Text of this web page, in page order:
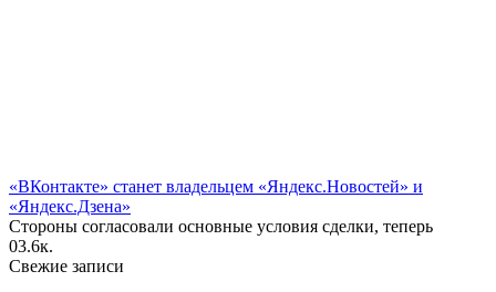
«ВКонтакте» станет владельцем «Яндекс.Новостей» и
«Яндекс.Дзена»
Стороны согласовали основные условия сделки, теперь
03.6к.
Свежие записи